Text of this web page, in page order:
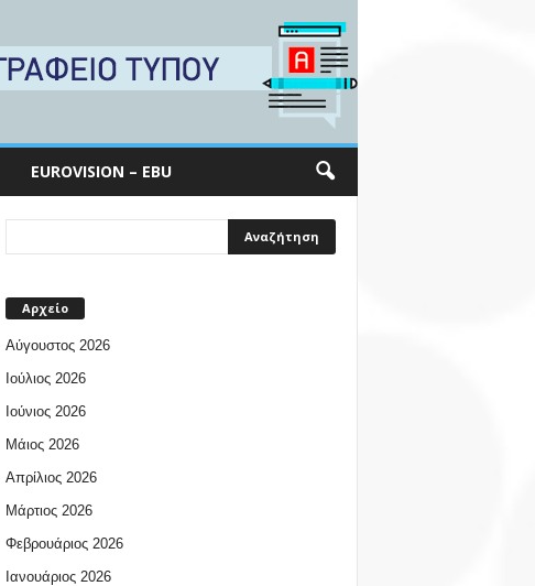
EUROVISION – EBU
Αρχείο
Αύγουστος 2026
Ιούλιος 2026
Ιούνιος 2026
Μάιος 2026
Απρίλιος 2026
Μάρτιος 2026
Φεβρουάριος 2026
Ιανουάριος 2026